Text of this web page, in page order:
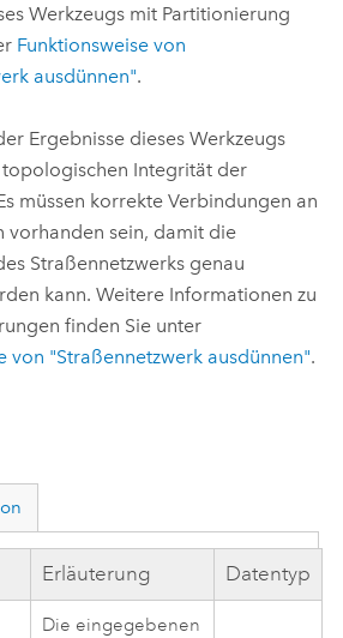
Werkzeugs mit Partitionierung
Funktionsweise von
ausdünnen".
Ergebnisse dieses Werkzeugs
Integrität der
müssen korrekte Verbindungen an
vorhanden sein, damit die
Straßennetzwerks genau
kann. Weitere Informationen zu
finden Sie unter
von "Straßennetzwerk ausdünnen".
Erläuterung Datentyp
Die eingegebenen